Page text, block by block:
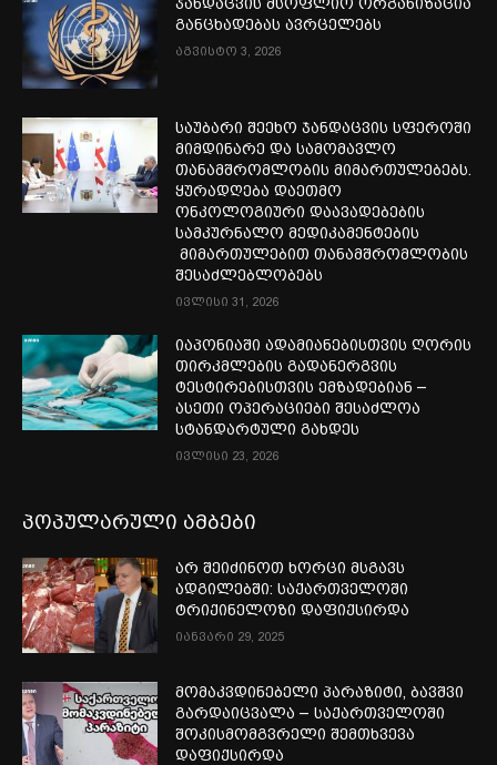
ჯანდაცვის მსოფლიო ორგანიზაცია
განცხადებას ავრცელებს
აგვისტო 3, 2026
საუბარი შეეხო ჯანდაცვის სფეროში
მიმდინარე და სამომავლო
თანამშრომლობის მიმართულებებს.
ყურადღება დაეთმო
ონკოლოგიური დაავადებების
სამკურნალო მედიკამენტების
მიმართულებით თანამშრომლობის
შესაძლებლობებს
ივლისი 31, 2026
იაპონიაში ადამიანებისთვის ღორის
თირკმლების გადანერგვის
ტესტირებისთვის ემზადებიან –
ასეთი ოპერაციები შესაძლოა
სტანდარტული გახდეს
ივლისი 23, 2026
პოპულარული ამბები
არ შეიძინოთ ხორცი მსგავს
ადგილებში: საქართველოში
ტრიქინელოზი დაფიქსირდა
იანვარი 29, 2025
მომაკვდინებელი პარაზიტი, ბავშვი
გარდაიცვალა – საქართველოში
შოკისმომგვრელი შემთხვევა
დაფიქსირდა